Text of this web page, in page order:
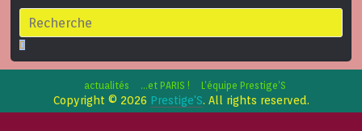
actualités …et PARIS ! L’équipe Prestige’S
Copyright © 2026 Prestige'S. All rights reserved.